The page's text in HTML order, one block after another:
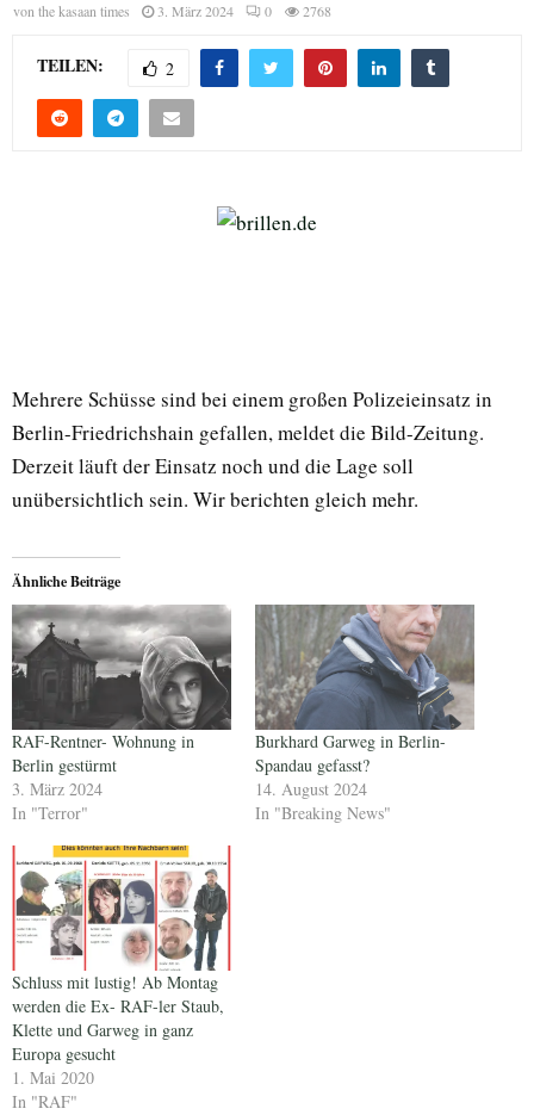
vonthe kasaan times 3. März 2024 0 2768
TEILEN: 2
Mehrere Schüsse sind bei einem großen Polizeieinsatz in
Berlin-Friedrichshain gefallen, meldet die Bild-Zeitung.
Derzeit läuft der Einsatz noch und die Lage soll
unübersichtlich sein. Wir berichten gleich mehr.
Ähnliche Beiträge
RAF-Rentner- Wohnung in
Berlin gestürmt
3. März 2024
In "Terror"
Burkhard Garweg in Berlin-
Spandau gefasst?
14. August 2024
In "Breaking News"
Schluss mit lustig! Ab Montag
werden die Ex- RAF-ler Staub,
Klette und Garweg in ganz
Europa gesucht
1. Mai 2020
In "RAF"